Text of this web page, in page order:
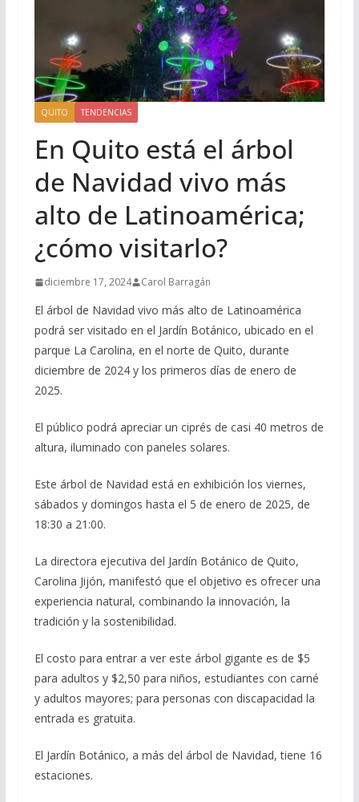
QUITO TENDENCIAS
En Quito está el árbol
de Navidad vivo más
alto de Latinoamérica;
¿cómo visitarlo?
diciembre 17, 2024 Carol Barragán
El árbol de Navidad vivo más alto de Latinoamérica
podrá ser visitado en el Jardín Botánico, ubicado en el
parque La Carolina, en el norte de Quito, durante
diciembre de 2024 y los primeros días de enero de
2025.
El público podrá apreciar un ciprés de casi 40 metros de
altura, iluminado con paneles solares.
Este árbol de Navidad está en exhibición los viernes,
sábados y domingos hasta el 5 de enero de 2025, de
18:30 a 21:00.
La directora ejecutiva del Jardín Botánico de Quito,
Carolina Jijón, manifestó que el objetivo es ofrecer una
experiencia natural, combinando la innovación, la
tradición y la sostenibilidad.
El costo para entrar a ver este árbol gigante es de $5
para adultos y $2,50 para niños, estudiantes con carné
y adultos mayores; para personas con discapacidad la
entrada es gratuita.
El Jardín Botánico, a más del árbol de Navidad, tiene 16
estaciones.